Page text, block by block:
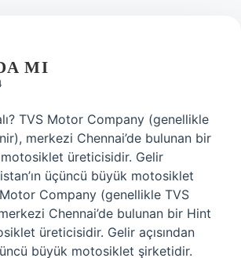
MI
TVS Motor Company (genellikle
merkezi Chennai’de bulunan bir
üreticisidir. Gelir
üçüncü büyük motosiklet
Company (genellikle TVS
Chennai’de bulunan bir Hint
üreticisidir. Gelir açısından
büyük motosiklet şirketidir.